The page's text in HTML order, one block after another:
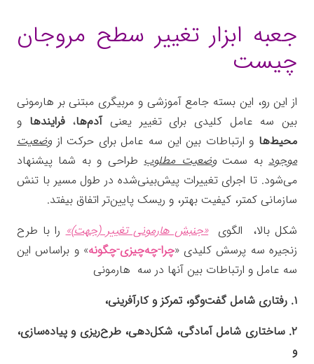
جعبه ابزار تغییر سطح مروجان
چیست
از این رو، این بسته جامع آموزشی و مربیگری مبتنی بر هارمونی
بین سه عامل کلیدی برای تغییر یعنیآدم‌ها،فرایندها و
محیط‌ها و ارتباطات بین این سه عامل برای حرکت از وضعیت
موجودبه سمتوضعیت مطلوبطراحی و به شما پیشنهاد
می‌شود. تا اجرای تغییرات پیش‌بینی‌شده در طول مسیر با تنش
سازمانی کمتر، کیفیت بهتر، و ریسک پایین‌تر‌ اتفاق بیفتد.
شکل بالا، الگوی«جنبش هارمونی تغییر (جهت)»را با طرح
زنجیره سه پرسش کلیدی «چرا-چه‌چیزی-چگونه» و براساس این
سه عامل و ارتباطات بین آنها در سه هارمونی
۱. رفتاری شامل گفت‌وگو، تمرکز و کارآفرینی،
۲. ساختاری شامل آمادگی، شکل‌دهی، طرح‌ریزی و پیاده‌سازی،
و